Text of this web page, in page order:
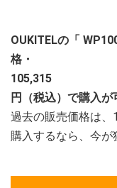
OUKITELの「
格・
105,315
円（税込）で購入が
過去の販売価格は、
購入するなら、今が